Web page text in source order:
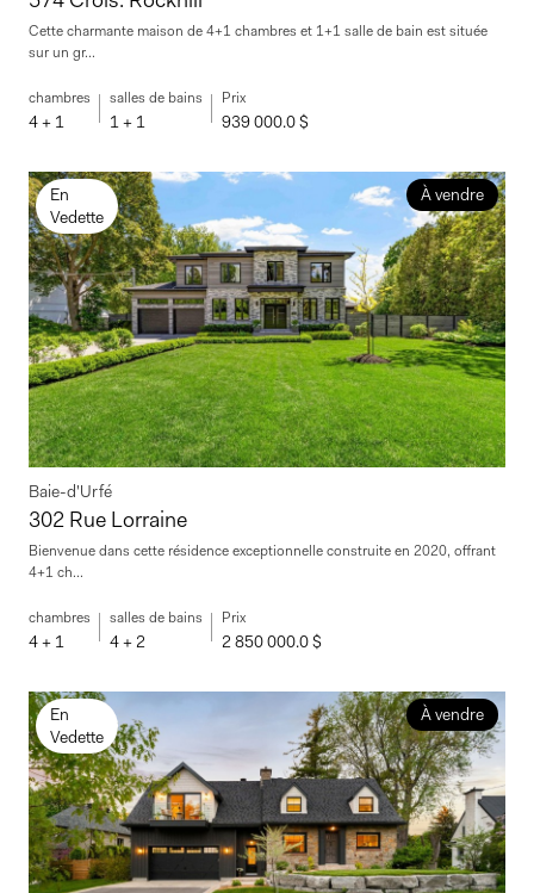
Cette charmante maison de 4+1 chambres et 1+1 salle de bain est située
sur un gr...
chambres
4 + 1
salles de bains
1 + 1
Prix
939 000.0 $
À vendre
En
Vedette
Baie-d'Urfé
302 Rue Lorraine
Bienvenue dans cette résidence exceptionnelle construite en 2020, offrant
4+1 ch...
chambres
4 + 1
salles de bains
4 + 2
Prix
2 850 000.0 $
À vendre
En
Vedette